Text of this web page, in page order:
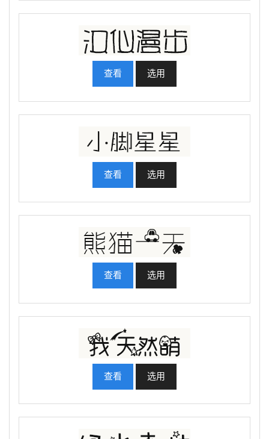
查看 选用
查看 选用
查看 选用
查看 选用